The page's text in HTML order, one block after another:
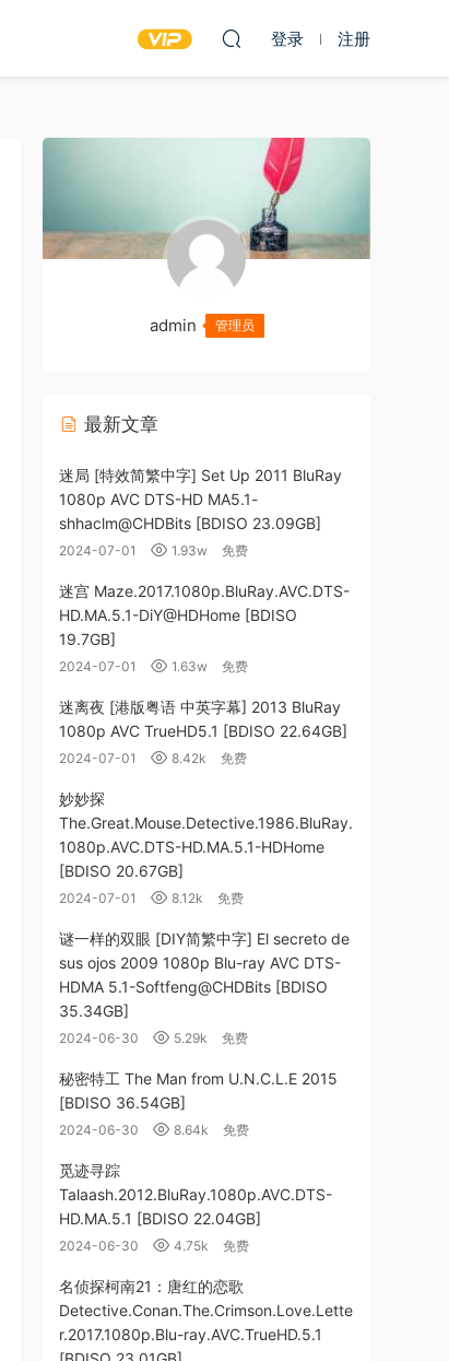
登录 注册
admin 管理员
最新文章
迷局 [特效简繁中字] Set Up 2011 BluRay
1080p AVC DTS-HD MA5.1-
shhaclm@CHDBits [BDISO 23.09GB]
2024-07-01 1.93w 免费
迷宫 Maze.2017.1080p.BluRay.AVC.DTS-
HD.MA.5.1-DiY@HDHome [BDISO
19.7GB]
2024-07-01 1.63w 免费
迷离夜 [港版粤语 中英字幕] 2013 BluRay
1080p AVC TrueHD5.1 [BDISO 22.64GB]
2024-07-01 8.42k 免费
妙妙探
The.Great.Mouse.Detective.1986.BluRay.
1080p.AVC.DTS-HD.MA.5.1-HDHome
[BDISO 20.67GB]
2024-07-01 8.12k 免费
谜一样的双眼 [DIY简繁中字] El secreto de
sus ojos 2009 1080p Blu-ray AVC DTS-
HDMA 5.1-Softfeng@CHDBits [BDISO
35.34GB]
2024-06-30 5.29k 免费
秘密特工 The Man from U.N.C.L.E 2015
[BDISO 36.54GB]
2024-06-30 8.64k 免费
觅迹寻踪
Talaash.2012.BluRay.1080p.AVC.DTS-
HD.MA.5.1 [BDISO 22.04GB]
2024-06-30 4.75k 免费
名侦探柯南21：唐红的恋歌
Detective.Conan.The.Crimson.Love.Lette
r.2017.1080p.Blu-ray.AVC.TrueHD.5.1